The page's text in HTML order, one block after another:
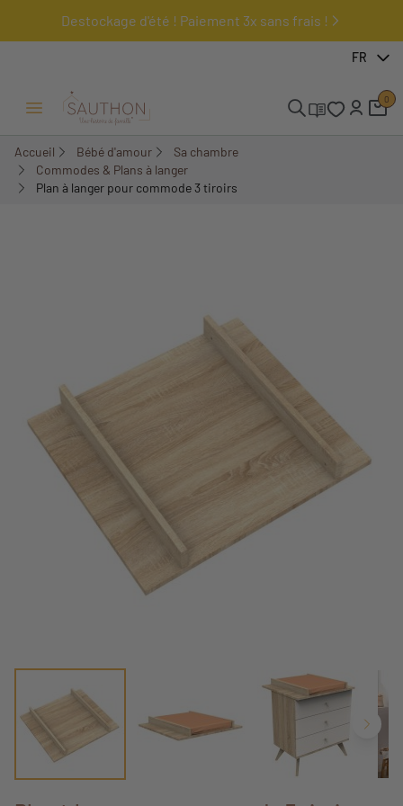
Destockage d'été ! Paiement 3x sans frais !
FR
Ouvrir/Fermer menu
0
Accueil Bébé d'amour
Sa chambre
Commodes & Plans à langer
Plan à langer pour commode 3 tiroirs